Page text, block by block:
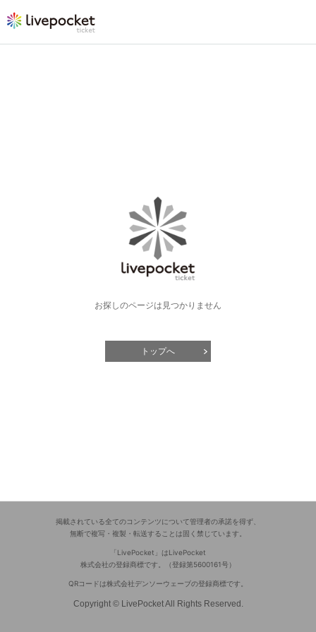
お探しのページは見つかりません
トップへ
掲載されている全てのコンテンツについて管理者の承諾を得ず、
無断で複写・複製・転送することは固く禁じています。
「LivePocket」はLivePocket
株式会社の登録商標です。（登録第5600161号）
QRコードは株式会社デンソーウェーブの登録商標です。
Copyright © LivePocket All Rights Reserved.